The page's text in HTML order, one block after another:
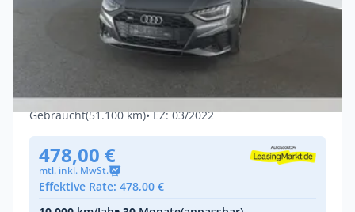
Privat & Gewerbe
Audi S4 Avant 3.0 TDI qu. tiptronic /
SOFORT VERFÜGBAR !
Diesel •Automatik •341 PS (251 kW)
Gebraucht(51.100 km)• EZ: 03/2022
478,00 €
mtl. inkl. MwSt.
Effektive Rate: 478,00 €